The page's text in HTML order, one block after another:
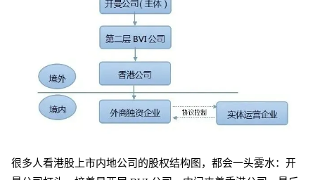
很多人看港股上市内地公司的股权结构图，都会一头雾水：开